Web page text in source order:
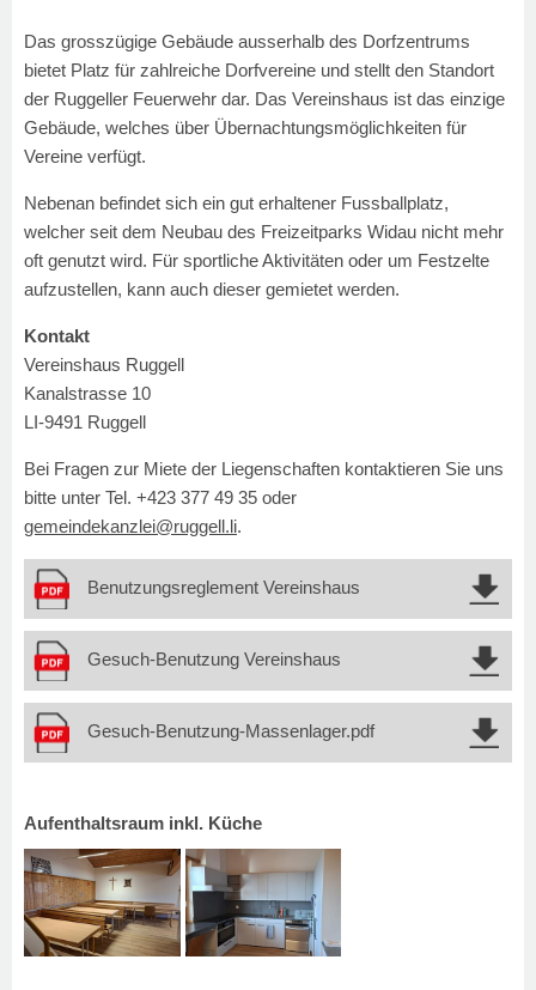
Das grosszügige Gebäude ausserhalb des Dorfzentrums
bietet Platz für zahlreiche Dorfvereine und stellt den Standort
der Ruggeller Feuerwehr dar. Das Vereinshaus ist das einzige
Gebäude, welches über Übernachtungsmöglichkeiten für
Vereine verfügt.
Nebenan befindet sich ein gut erhaltener Fussballplatz,
welcher seit dem Neubau des Freizeitparks Widau nicht mehr
oft genutzt wird. Für sportliche Aktivitäten oder um Festzelte
aufzustellen, kann auch dieser gemietet werden.
Kontakt
Vereinshaus Ruggell
Kanalstrasse 10
LI-9491 Ruggell
Bei Fragen zur Miete der Liegenschaften kontaktieren Sie uns
bitte unter Tel. +423 377 49 35 oder
gemeindekanzlei@ruggell.li.
Benutzungsreglement Vereinshaus
Gesuch-Benutzung Vereinshaus
Gesuch-Benutzung-Massenlager.pdf
Aufenthaltsraum inkl. Küche